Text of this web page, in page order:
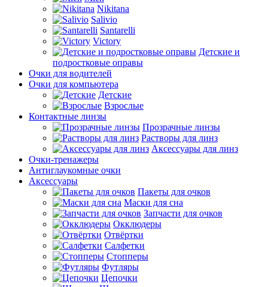
Nikitana
Salivio
Santarelli
Victory
Детские и
подростковые оправы
Очки для водителей
Очки для компьютера
Детские
Взрослые
Контактные линзы
Прозрачные линзы
Растворы для линз
Аксессуары для линз
Очки-тренажеры
Антиглаукомные очки
Аксессуары
Пакеты для очков
Маски для сна
Запчасти для очков
Окклюдеры
Отвёртки
Салфетки
Стопперы
Футляры
Цепочки